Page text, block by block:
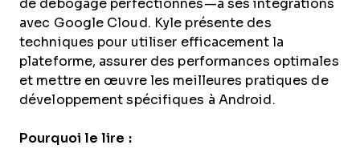
de débogage perfectionnés—à ses intégrations
avec Google Cloud. Kyle présente des
techniques pour utiliser efficacement la
plateforme, assurer des performances optimales
et mettre en œuvre les meilleures pratiques de
développement spécifiques à Android.
Pourquoi le lire :